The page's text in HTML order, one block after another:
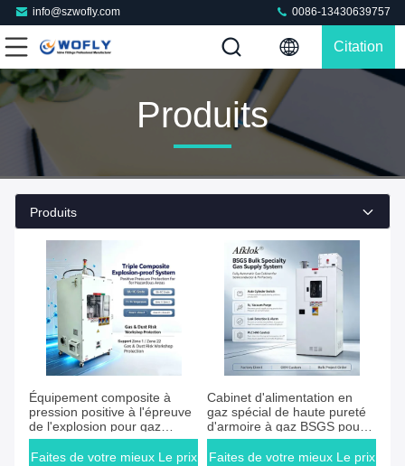
info@szwofly.com 0086-13430639757
Citation
Produits
Produits
Équipement composite à
pression positive à l'épreuve
de l'explosion pour gaz
Silane et Éthylène
Faites de votre mieux Le prix
Cabinet d'alimentation en
gaz spécial de haute pureté
d'armoire à gaz BSGS pour
semi-conducteur pour usine
de fabrication de plaquettes
Faites de votre mieux Le prix